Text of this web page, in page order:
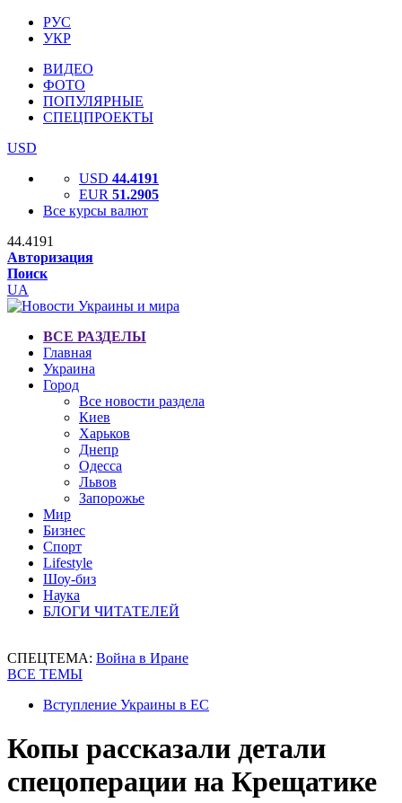
РУС
УКР
ВИДЕО
ФОТО
ПОПУЛЯРНЫЕ
СПЕЦПРОЕКТЫ
USD
USD 44.4191
EUR 51.2905
Все курсы валют
44.4191
Авторизация
Поиск
UA
ВСЕ РАЗДЕЛЫ
Главная
Украина
Город
Все новости раздела
Киев
Харьков
Днепр
Одесса
Львов
Запорожье
Мир
Бизнес
Спорт
Lifestyle
Шоу-биз
Наука
БЛОГИ ЧИТАТЕЛЕЙ
СПЕЦТЕМА: Война в Иране
ВСЕ ТЕМЫ
Вступление Украины в ЕС
Копы рассказали детали
спецоперации на Крещатике